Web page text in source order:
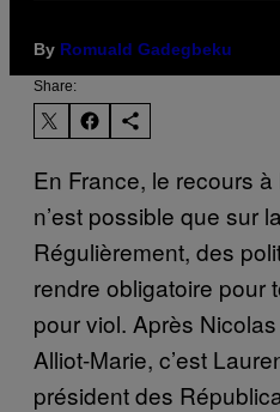
By Romuald Gadegbeku
Share:
En France, le recours
n’est possible que sur
Régulièrement, des
rendre obligatoire pour
pour viol. Après
Alliot-Marie, c’est
président des